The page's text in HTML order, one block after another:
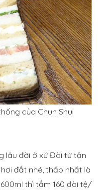
của Chun Shui
lâu đời ở xứ Đài từ tận
hơi đắt nhé, thấp nhất là
thì tầm 160 đài tệ/